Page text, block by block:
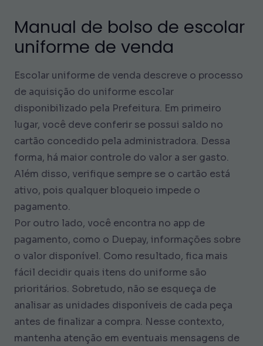
Manual de bolso de escolar
uniforme de venda
Escolar uniforme de venda descreve o processo
de aquisição do uniforme escolar
disponibilizado pela Prefeitura. Em primeiro
lugar, você deve conferir se possui saldo no
cartão concedido pela administradora. Dessa
forma, há maior controle do valor a ser gasto.
Além disso, verifique sempre se o cartão está
ativo, pois qualquer bloqueio impede o
pagamento.
Por outro lado, você encontra no app de
pagamento, como o Duepay, informações sobre
o valor disponível. Como resultado, fica mais
fácil decidir quais itens do uniforme são
prioritários. Sobretudo, não se esqueça de
analisar as unidades disponíveis de cada peça
antes de finalizar a compra. Nesse contexto,
mantenha atenção em eventuais mensagens de